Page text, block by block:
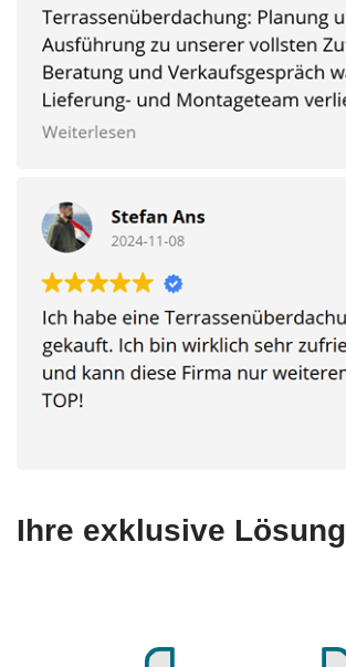
Ihre exklusive Lösung